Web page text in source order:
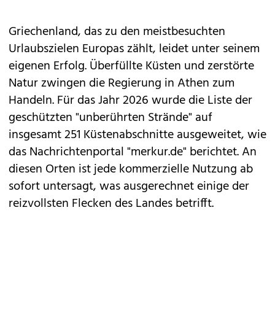
Griechenland, das zu den meistbesuchten
Urlaubszielen Europas zählt, leidet unter seinem
eigenen Erfolg. Überfüllte Küsten und zerstörte
Natur zwingen die Regierung in Athen zum
Handeln. Für das Jahr 2026 wurde die Liste der
geschützten "unberührten Strände" auf
insgesamt 251 Küstenabschnitte ausgeweitet, wie
das Nachrichtenportal "merkur.de" berichtet. An
diesen Orten ist jede kommerzielle Nutzung ab
sofort untersagt, was ausgerechnet einige der
reizvollsten Flecken des Landes betrifft.